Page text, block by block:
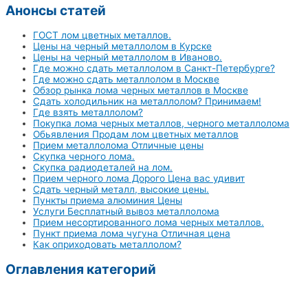
Анонсы статей
ГОСТ лом цветных металлов.
Цены на черный металлолом в Курске
Цены на черный металлолом в Иваново.
Где можно сдать металлолом в Санкт-Петербурге?
Где можно сдать металлолом в Москве
Обзор рынка лома черных металлов в Москве
Сдать холодильник на металлолом? Принимаем!
Где взять металлолом?
Покупка лома черных металлов, черного металлолома
Обьявления Продам лом цветных металлов
Прием металлолома Отличные цены
Скупка черного лома.
Скупка радиодеталей на лом.
Прием черного лома Дорого Цена вас удивит
Сдать черный металл, высокие цены.
Пункты приема алюминия Цены
Услуги Бесплатный вывоз металлолома
Прием несортированного лома черных металлов.
Пункт приема лома чугуна Отличная цена
Как оприходовать металлолом?
Оглавления категорий